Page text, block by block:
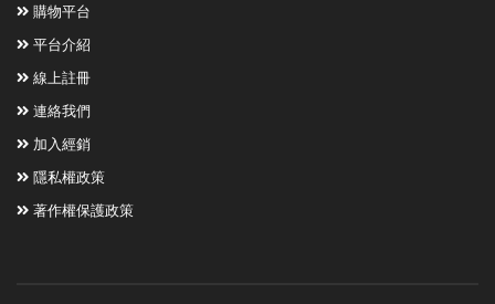
購物平台
平台介紹
線上註冊
連絡我們
加入經銷
隱私權政策
著作權保護政策